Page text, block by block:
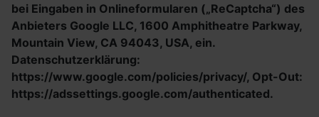
bei Eingaben in Onlineformularen („ReCaptcha“) des
Anbieters Google LLC, 1600 Amphitheatre Parkway,
Mountain View, CA 94043, USA, ein.
Datenschutzerklärung:
https://www.google.com/policies/privacy/, Opt-Out:
https://adssettings.google.com/authenticated.